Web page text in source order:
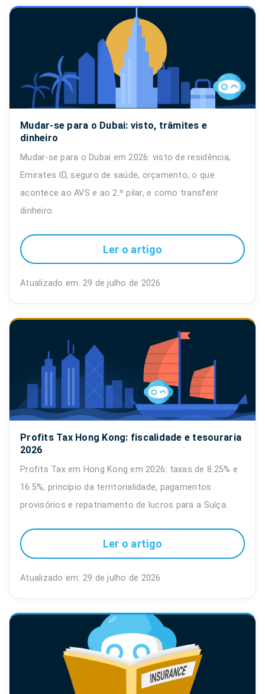
Mudar-se para o Dubai: visto, trâmites e
dinheiro
Mudar-se para o Dubai em 2026: visto de residência,
Emirates ID, seguro de saúde, orçamento, o que
acontece ao AVS e ao 2.º pilar, e como transferir
dinheiro.
Ler o artigo
Atualizado em: 29 de julho de 2026
Profits Tax Hong Kong: fiscalidade e tesouraria
2026
Profits Tax em Hong Kong em 2026: taxas de 8.25% e
16.5%, princípio da territorialidade, pagamentos
provisórios e repatriamento de lucros para a Suíça.
Ler o artigo
Atualizado em: 29 de julho de 2026